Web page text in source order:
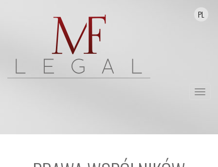
PL